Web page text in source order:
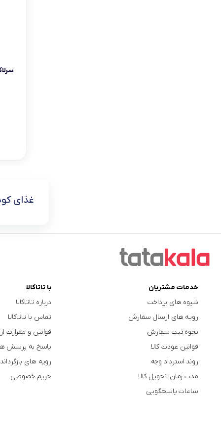
غذای
خدمات مشتریان
شیوه های پرداخت
رویه های ارسال سفارش
نحوه ثبت سفارش
قوانین عودت کالا
روند استرداد وجه
مدت زمان تحویل کالا
ساعات پاسخگویی
با تاتاکالا
درباره تاتاکالا
تماس با تاتاکالا
قوانین و مقرارت
پاسخ به پرسش
رویه های
حریم خصوصی